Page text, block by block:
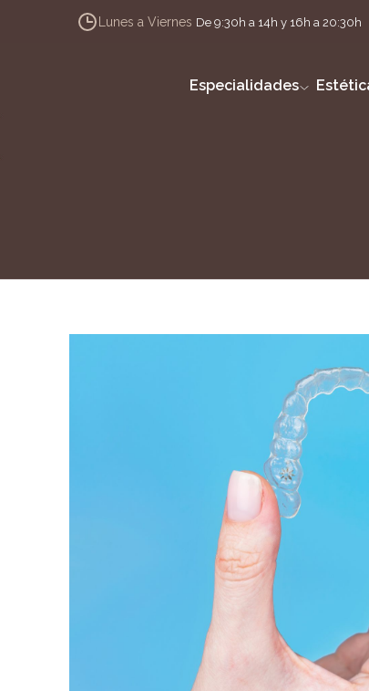
Lunes a Viernes De 9:30h a 14h y 16h a 20:30h
Especialidades